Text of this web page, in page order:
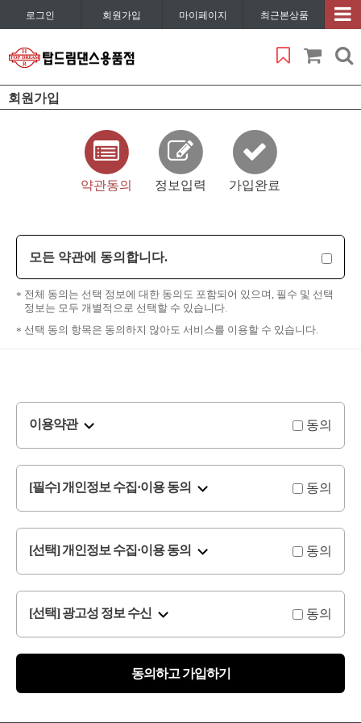
로그인 회원가입 마이페이지 최근본상품
회원가입
약관동의 정보입력 가입완료
모든 약관에 동의합니다.
전체 동의는 선택 정보에 대한 동의도 포함되어 있으며, 필수 및 선택
정보는 모두 개별적으로 선택할 수 있습니다.
선택 동의 항목은 동의하지 않아도 서비스를 이용할 수 있습니다.
이용약관 동의
[필수] 개인정보 수집·이용 동의 동의
[선택] 개인정보 수집·이용 동의 동의
[선택] 광고성 정보 수신 동의
동의하고 가입하기